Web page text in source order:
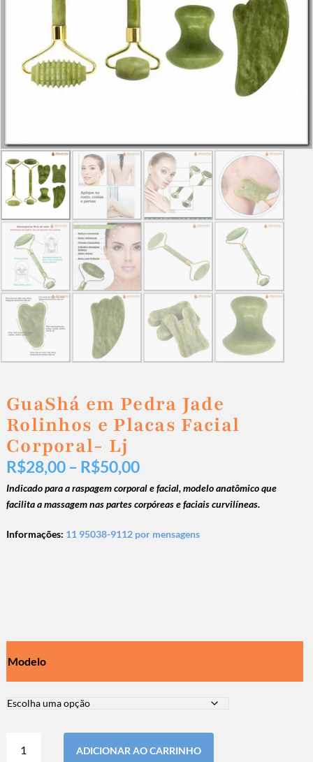
GuaShá em Pedra Jade
Rolinhos e Placas Facial
Corporal- Lj
R$28,00 – R$50,00
Indicado para a raspagem corporal e facial, modelo anatômico que
facilita a massagem nas partes corpóreas e faciais curvilíneas.
Informações: 11 95038-9112 por mensagens
Modelo
ADICIONAR AO CARRINHO